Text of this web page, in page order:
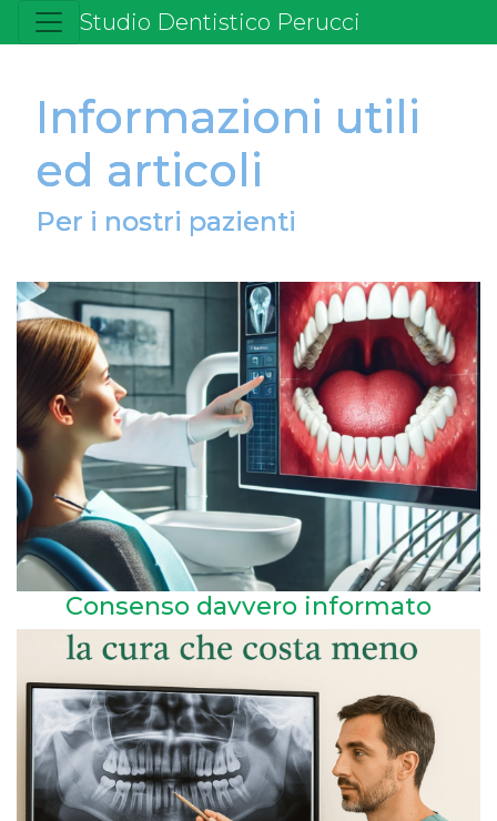
Studio Dentistico Perucci
Informazioni utili
ed articoli
Per i nostri pazienti
Consenso davvero informato